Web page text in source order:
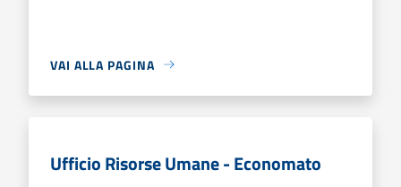
VAI ALLA PAGINA
Ufficio Risorse Umane - Economato